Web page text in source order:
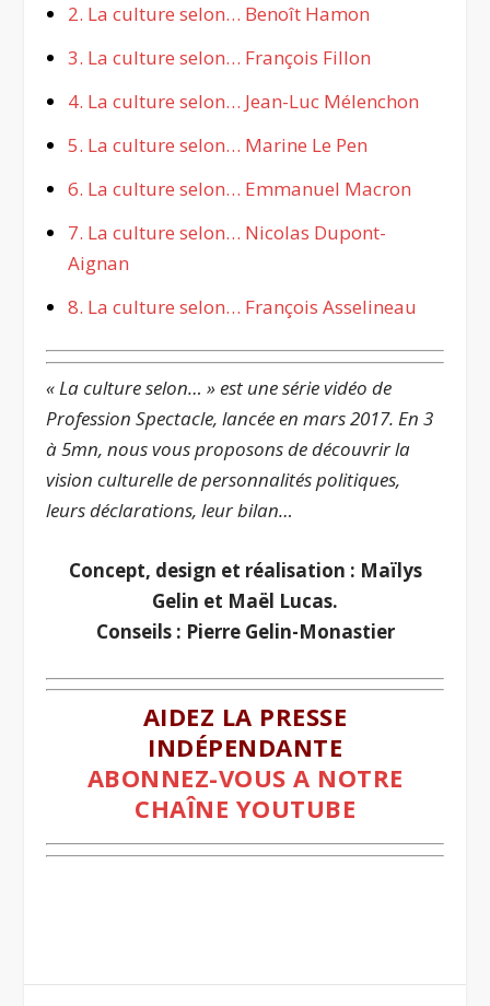
2. La culture selon… Benoît Hamon
3. La culture selon… François Fillon
4. La culture selon… Jean-Luc Mélenchon
5. La culture selon… Marine Le Pen
6. La culture selon… Emmanuel Macron
7. La culture selon… Nicolas Dupont-
Aignan
8. La culture selon… François Asselineau
« La culture selon… » est une série vidéo de
Profession Spectacle, lancée en mars 2017. En 3
à 5mn, nous vous proposons de découvrir la
vision culturelle de personnalités politiques,
leurs déclarations, leur bilan…
Concept, design et réalisation : Maïlys
Gelin et Maël Lucas.
Conseils : Pierre Gelin-Monastier
AIDEZ LA PRESSE
INDÉPENDANTE
ABONNEZ-VOUS A NOTRE
CHAÎNE YOUTUBE